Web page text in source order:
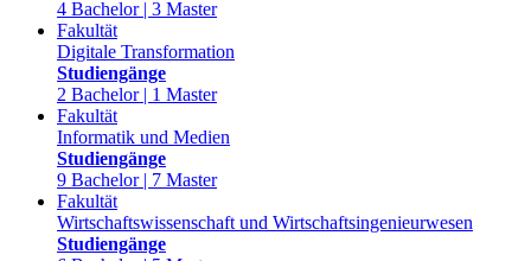
4 Bachelor | 3 Master
Fakultät
Digitale Transformation
Studiengänge
2 Bachelor | 1 Master
Fakultät
Informatik und Medien
Studiengänge
9 Bachelor | 7 Master
Fakultät
Wirtschaftswissenschaft und Wirtschaftsingenieurwesen
Studiengänge